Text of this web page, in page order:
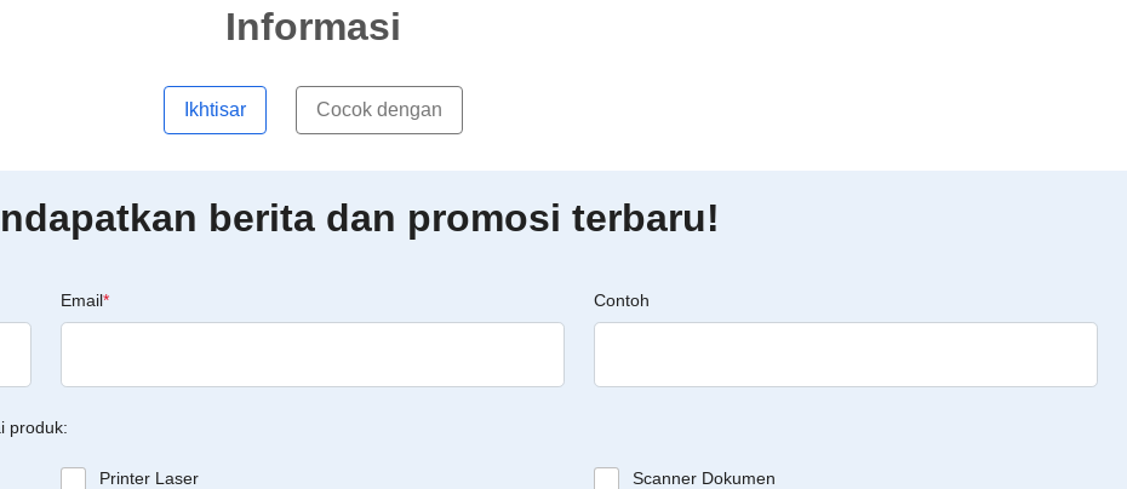
Informasi
Ikhtisar Cocok dengan
berita dan promosi terbaru!
Email* Contoh
produk:
Printer Laser Scanner Dokumen